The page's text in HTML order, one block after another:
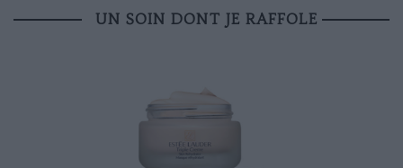
UN SOIN DONT JE RAFFOLE